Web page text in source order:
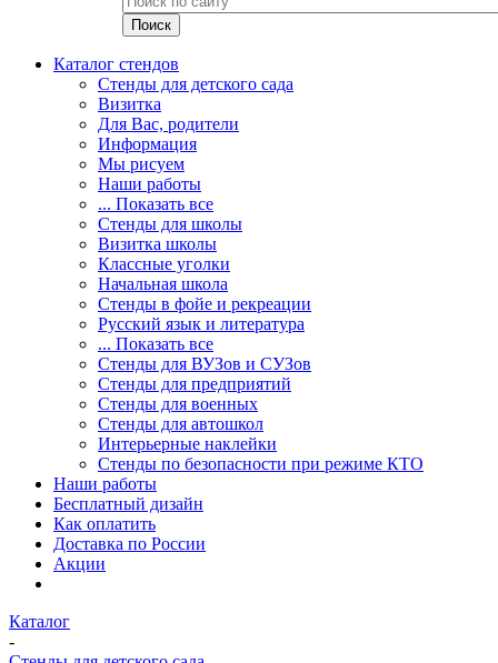
Каталог стендов
Стенды для детского сада
Визитка
Для Вас, родители
Информация
Мы рисуем
Наши работы
... Показать все
Стенды для школы
Визитка школы
Классные уголки
Начальная школа
Стенды в фойе и рекреации
Русский язык и литература
... Показать все
Стенды для ВУЗов и СУЗов
Стенды для предприятий
Стенды для военных
Стенды для автошкол
Интерьерные наклейки
Стенды по безопасности при режиме КТО
Наши работы
Бесплатный дизайн
Как оплатить
Доставка по России
Акции
Каталог
-